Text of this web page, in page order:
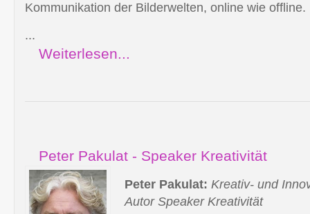
Kommunikation der Bilderwelten, online wie offline.
...
Weiterlesen...
Peter Pakulat - Speaker Kreativität
Peter Pakulat: Kreativ- und
Autor Speaker Kreativität